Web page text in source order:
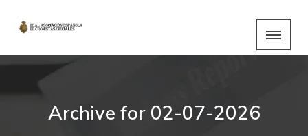
Archive for 02-07-2026